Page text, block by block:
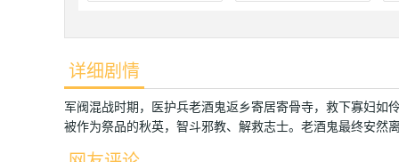
详细剧情
军阀混战时期，医护兵老酒鬼返乡寄居寄骨寺，救下寡妇如
被作为祭品的秋英，智斗邪教、解救志士。老酒鬼最终安然